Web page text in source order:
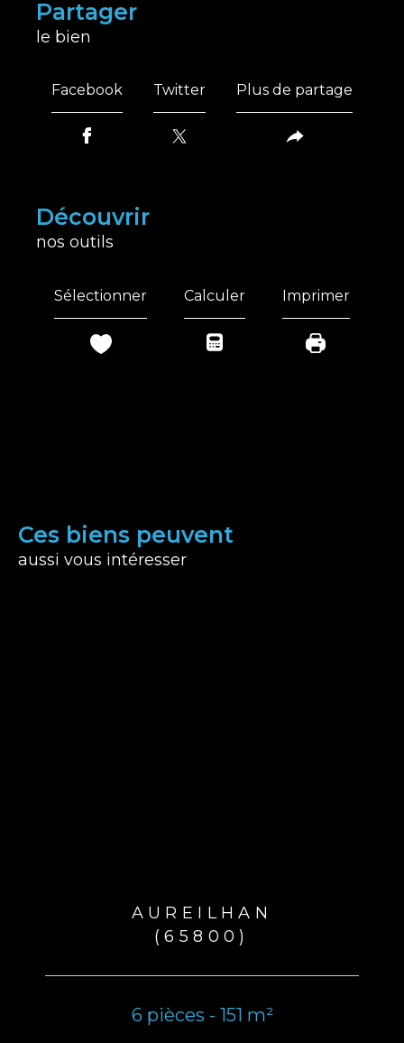
partager
le bien
Facebook Twitter Plus de partage
découvrir
nos outils
Sélectionner Calculer Imprimer
Ces biens peuvent
aussi vous intéresser
AUREILHAN
(65800)
6 pièces - 151 m²